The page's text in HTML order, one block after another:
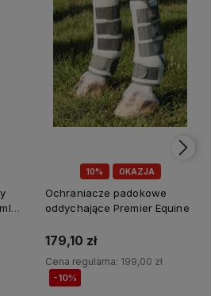
10% OKAZJA
Ochraniacze padokowe
oddychające Premier Equine
179,10 zł
Cena regularna: 199,00 zł
-10%